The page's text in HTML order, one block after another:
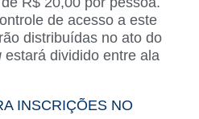
de acesso a este
distribuídas no ato do
estará dividido entre ala
INSCRIÇÕES NO